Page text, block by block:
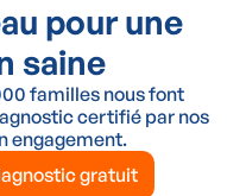
pour une
saine
familles nous font
certifié par nos
engagement.
gratuit